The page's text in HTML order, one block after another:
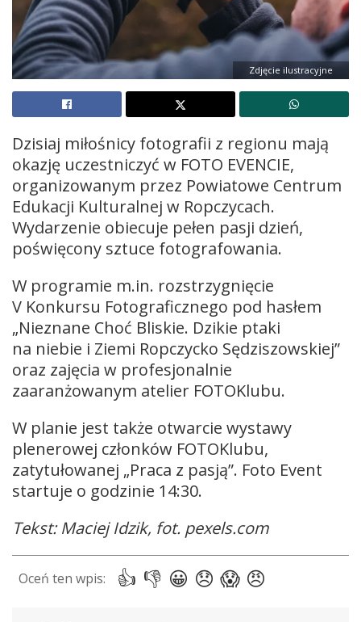
Zdjęcie ilustracyjne
Dzisiaj miłośnicy fotografii z regionu mają
okazję uczestniczyć w FOTO EVENCIE,
organizowanym przez Powiatowe Centrum
Edukacji Kulturalnej w Ropczycach.
Wydarzenie obiecuje pełen pasji dzień,
poświęcony sztuce fotografowania.
W programie m.in. rozstrzygnięcie
V Konkursu Fotograficznego pod hasłem
„Nieznane Choć Bliskie. Dzikie ptaki
na niebie i Ziemi Ropczycko Sędziszowskiej”
oraz zajęcia w profesjonalnie
zaaranżowanym atelier FOTOKlubu.
W planie jest także otwarcie wystawy
plenerowej członków FOTOKlubu,
zatytułowanej „Praca z pasją”. Foto Event
startuje o godzinie 14:30.
Tekst: Maciej Idzik, fot. pexels.com